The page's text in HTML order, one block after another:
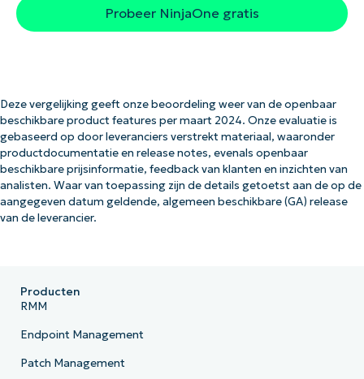
Probeer NinjaOne gratis
Deze vergelijking geeft onze beoordeling weer van de openbaar
beschikbare product features per maart 2024. Onze evaluatie is
gebaseerd op door leveranciers verstrekt materiaal, waaronder
productdocumentatie en release notes, evenals openbaar
beschikbare prijsinformatie, feedback van klanten en inzichten van
analisten. Waar van toepassing zijn de details getoetst aan de op de
aangegeven datum geldende, algemeen beschikbare (GA) release
van de leverancier.
Producten
RMM
Endpoint Management
Patch Management